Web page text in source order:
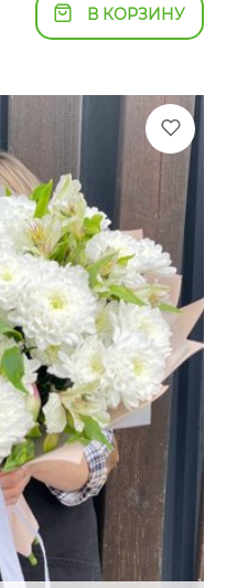
В КОРЗИНУ